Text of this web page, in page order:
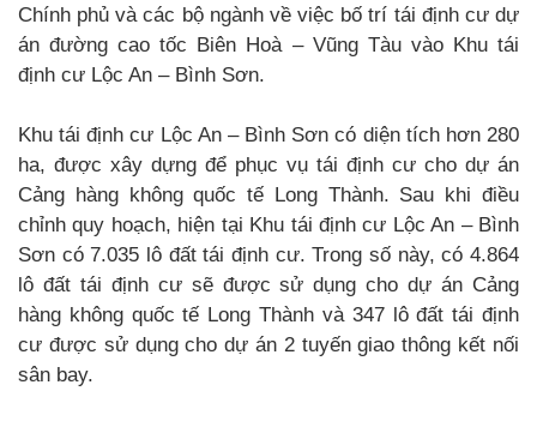
Chính phủ và các bộ ngành về việc bố trí tái định cư dự
án đường cao tốc Biên Hoà – Vũng Tàu vào Khu tái
định cư Lộc An – Bình Sơn.
Khu tái định cư Lộc An – Bình Sơn có diện tích hơn 280
ha, được xây dựng để phục vụ tái định cư cho dự án
Cảng hàng không quốc tế Long Thành. Sau khi điều
chỉnh quy hoạch, hiện tại Khu tái định cư Lộc An – Bình
Sơn có 7.035 lô đất tái định cư. Trong số này, có 4.864
lô đất tái định cư sẽ được sử dụng cho dự án Cảng
hàng không quốc tế Long Thành và 347 lô đất tái định
cư được sử dụng cho dự án 2 tuyến giao thông kết nối
sân bay.